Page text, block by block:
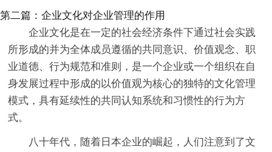
第二篇：企业文化对企业管理的作用
企业文化是在一定的社会经济条件下通过社会实践
所形成的并为全体成员遵循的共同意识、价值观念、职
业道德、行为规范和准则，是一个企业或一个组织在自
身发展过程中形成的以价值观为核心的独特的文化管理
模式，具有延续性的共同认知系统和习惯性的行为方
式。
八十年代，随着日本企业的崛起，人们注意到了文